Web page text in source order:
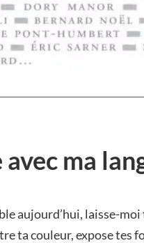
ma
aujourd’hui, laisse-
ta couleur, expose tes